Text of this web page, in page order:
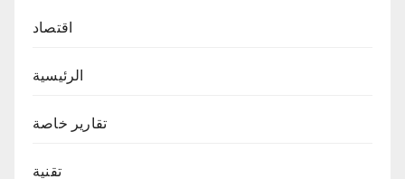
اقتصاد
الرئيسية
تقارير خاصة
تقنية